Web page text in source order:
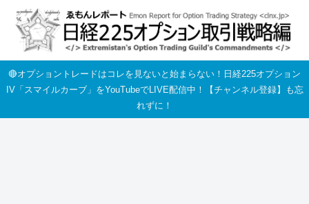
🔴オプショントレードはコレを見ないと始まらない！日経225オプション
IV「スマイルカーブ」をYouTubeでLIVE配信中！【チャンネル登録】も忘
れずに！